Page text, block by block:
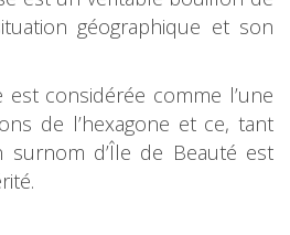
géographique et son
est considérée comme l’une
de l’hexagone et ce, tant
surnom d’Île de Beauté est